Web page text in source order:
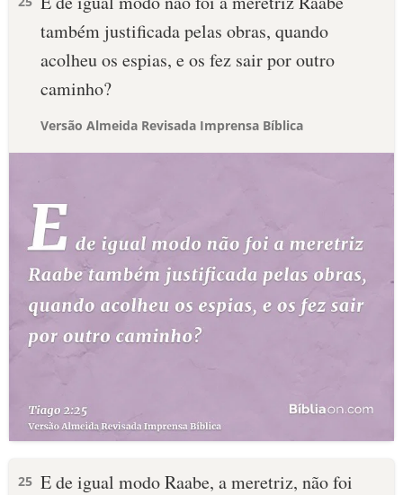
também justificada pelas obras, quando
acolheu os espias, e os fez sair por outro
caminho?
Versão Almeida Revisada Imprensa Bíblica
25 E de igual modo Raabe, a meretriz, não foi